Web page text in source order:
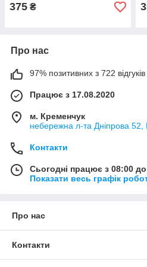
375 ₴
Про нас
97% позитивних з 722 відгуків
Працює з 17.08.2020
м. Кременчук
небережна л-та Дніпрова 52,
Контакти
Сьогодні працює з 08:00
Показати весь графік
Про нас
Контакти